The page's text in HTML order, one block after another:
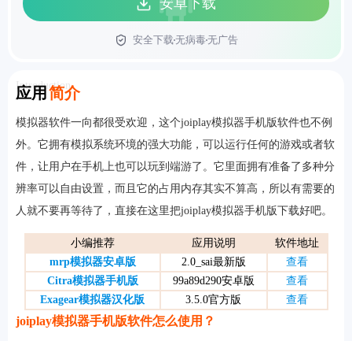
安卓下载
安全下载无病毒无广告
应用 简介
Introduction
模拟器软件一向都很受欢迎，这个joiplay模拟器手机版软件也不例
外。它拥有模拟系统环境的强大功能，可以运行任何的游戏或者软
件，让用户在手机上也可以玩到端游了。它里面拥有准备了多种分
辨率可以自由设置，而且它的占用内存其实不算高，所以有需要的
人就不要再等待了，直接在这里把joiplay模拟器手机版下载好吧。
小编推荐 应用说明
软件地址
mrp模拟器安卓版
2.0_sai最新版
查看
Citra模拟器手机版
99a89d290安卓版
查看
Exagear模拟器汉化版
3.5.0官方版 查看
joiplay模拟器手机版软件怎么使用？